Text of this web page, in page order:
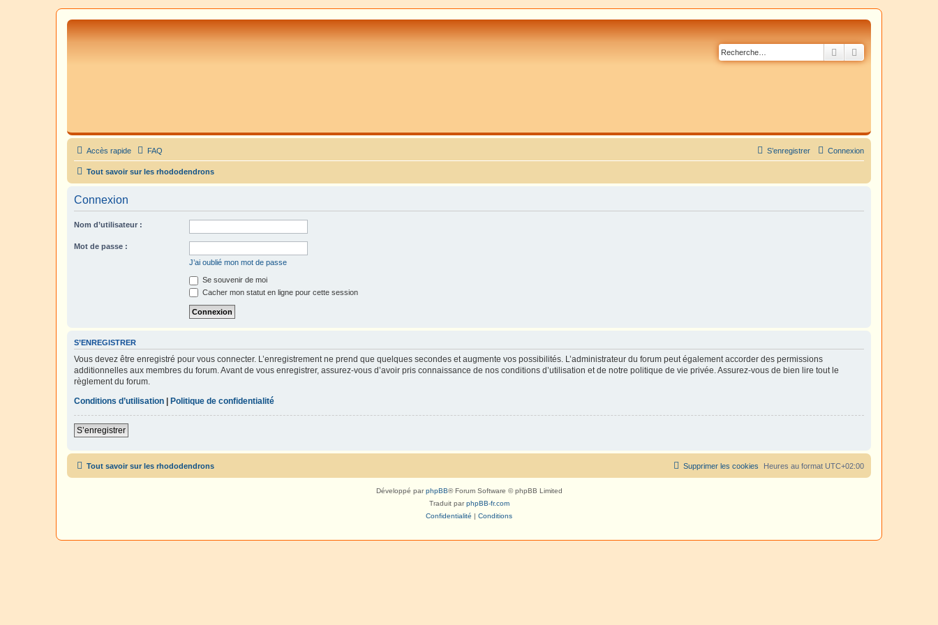
Rechercher
Accès rapide FAQ Connexion
S’enregistrer
Tout savoir sur les rhododendrons
Connexion
Nom d’utilisateur :
Mot de passe :
J’ai oublié mon mot de passe
Se souvenir de moi
Cacher mon statut en ligne pour cette session
S’ENREGISTRER
Vous devez être enregistré pour vous connecter. L’enregistrement ne prend que quelques secondes et augmente vos possibilités. L’administrateur du forum peut également accorder des permissions
additionnelles aux membres du forum. Avant de vous enregistrer, assurez-vous d’avoir pris connaissance de nos conditions d’utilisation et de notre politique de vie privée. Assurez-vous de bien lire tout le
règlement du forum.
Conditions d’utilisation | Politique de confidentialité
S’enregistrer
Tout savoir sur les rhododendrons Heures au format UTC+02:00
Supprimer les cookies
Développé parphpBB® Forum Software © phpBB Limited
Traduit parphpBB-fr.com
Confidentialité | Conditions